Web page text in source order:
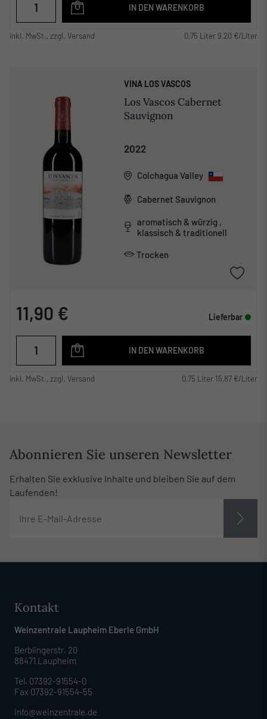
IN DEN WARENKORB
inkl. MwSt., zzgl. Versand 0,75 Liter 9,20 €/Liter
VINA LOS VASCOS
Los Vascos Cabernet
Sauvignon
2022
Colchagua Valley
Cabernet Sauvignon
aromatisch & würzig ,
klassisch & traditionell
Trocken
11,90 € Lieferbar
IN DEN WARENKORB
inkl. MwSt., zzgl. Versand 0,75 Liter 15,87 €/Liter
Abonnieren Sie unseren Newsletter
Erhalten Sie exklusive Inhalte und bleiben Sie auf dem
Laufenden!
Kontakt
Weinzentrale Laupheim Eberle GmbH
Berblingerstr. 20
88471 Laupheim
Tel. 07392-91554-0
Fax 07392-91554-55
info@weinzentrale.de